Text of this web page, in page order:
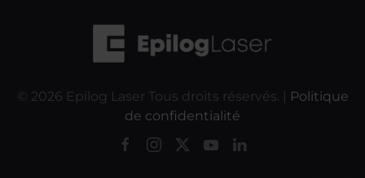
© 2026 Epilog Laser Tous droits réservés. |
Politique
de confidentialité